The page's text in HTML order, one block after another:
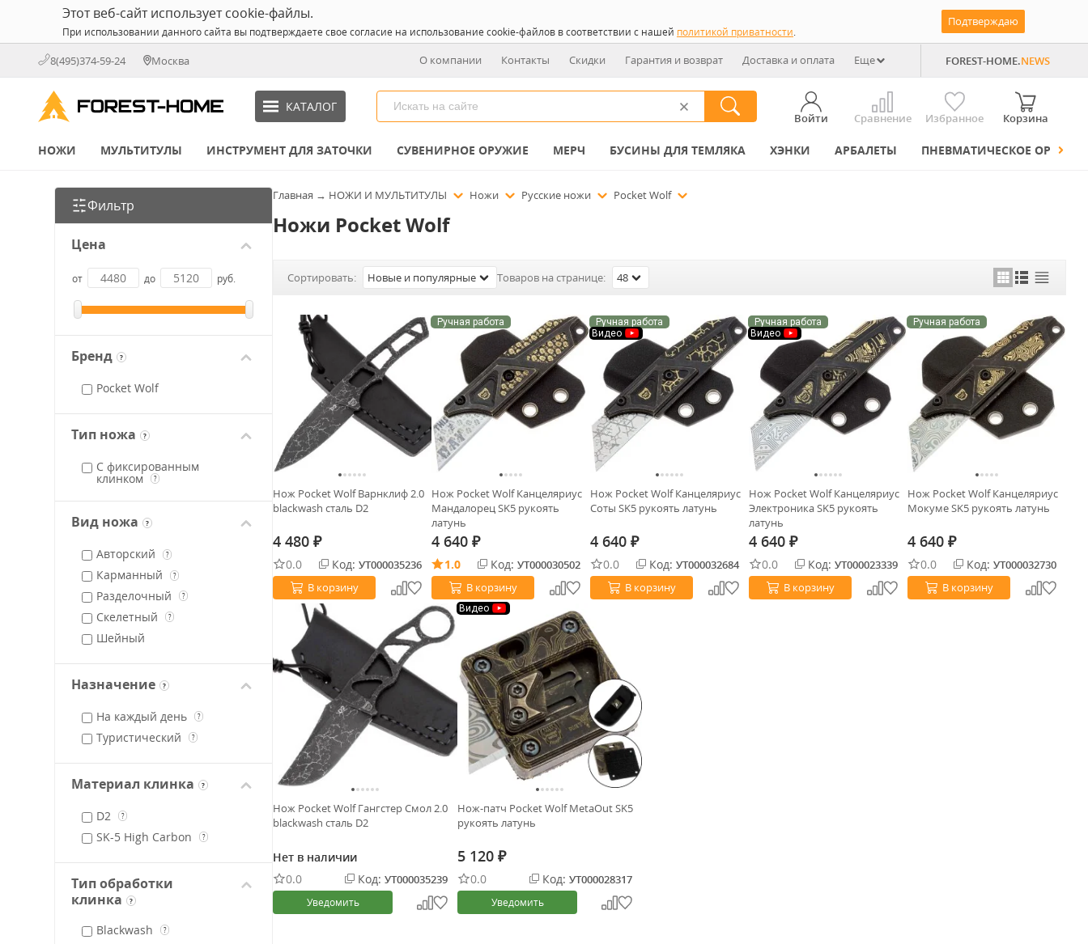
Этот веб-сайт использует cookie-файлы.
При использовании данного сайта вы подтверждаете свое согласие на использование cookie-файлов в соответствии с нашей политикой приватности.
Подтверждаю
8(495)374-59-24 Москва О компании Контакты Скидки Гарантия и возврат Доставка и оплата Еще FOREST-HOME.NEWS
КАТАЛОГ
Войти Сравнение Избранное Корзина
НОЖИ МУЛЬТИТУЛЫ ИНСТРУМЕНТ ДЛЯ ЗАТОЧКИ СУВЕНИРНОЕ ОРУЖИЕ МЕРЧ БУСИНЫ ДЛЯ ТЕМЛЯКА ХЭНКИ АРБАЛЕТЫ ПНЕВМАТИЧЕСКОЕ ОРУЖИЕ
Фильтр
Цена
от до руб.
Бренд ?
Pocket Wolf
Тип ножа ?
С фиксированным
клинком
?
Вид ножа ?
Авторский ?
Карманный ?
Разделочный ?
Скелетный ?
Шейный
Назначение ?
На каждый день ?
Туристический ?
Материал клинка ?
D2 ?
SK-5 High Carbon ?
Тип обработки
клинка
?
Blackwash ?
Главная → НОЖИ И МУЛЬТИТУЛЫ Ножи Русские ножи Pocket Wolf
Ножи Pocket Wolf
Сортировать: Новые и популярные Товаров на странице: 48
Нож Pocket Wolf Варнклиф 2.0
blackwash сталь D2
4 480 ₽
0.0 Код: УТ000035236
В корзину
Ручная работа
Нож Pocket Wolf Канцеляриус
Мандалорец SK5 рукоять
латунь
4 640 ₽
1.0 Код: УТ000030502
В корзину
Ручная работа
Видео
Нож Pocket Wolf Канцеляриус
Соты SK5 рукоять латунь
4 640 ₽
0.0 Код: УТ000032684
В корзину
Ручная работа
Видео
Нож Pocket Wolf Канцеляриус
Электроника SK5 рукоять
латунь
4 640 ₽
0.0 Код: УТ000023339
В корзину
Ручная работа
Нож Pocket Wolf Канцеляриус
Мокуме SK5 рукоять латунь
4 640 ₽
0.0 Код: УТ000032730
В корзину
Нож Pocket Wolf Гангстер Смол 2.0
blackwash сталь D2
Нет в наличии
0.0
Код: УТ000035239
Уведомить
Видео
Нож-патч Pocket Wolf MetaOut SK5
рукоять латунь
5 120 ₽
0.0 Код: УТ000028317
Уведомить